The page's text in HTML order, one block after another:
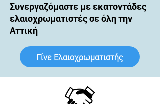
Συνεργαζόμαστε με εκατοντάδες
ελαιοχρωματιστές σε όλη την
Αττική
Γίνε Ελαιοχρωματιστής